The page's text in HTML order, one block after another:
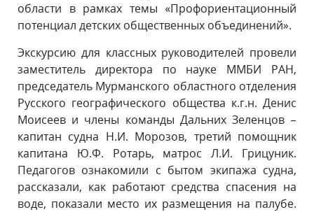
области в рамках темы «Профориентационный
потенциал детских общественных объединений».
Экскурсию для классных руководителей провели
заместитель директора по науке ММБИ РАН,
председатель Мурманского областного отделения
Русского географического общества к.г.н. Денис
Моисеев и члены команды Дальних Зеленцов –
капитан судна Н.И. Морозов, третий помощник
капитана Ю.Ф. Ротарь, матрос Л.И. Грицуник.
Педагогов ознакомили с бытом экипажа судна,
рассказали, как работают средства спасения на
воде, показали место их размещения на палубе.